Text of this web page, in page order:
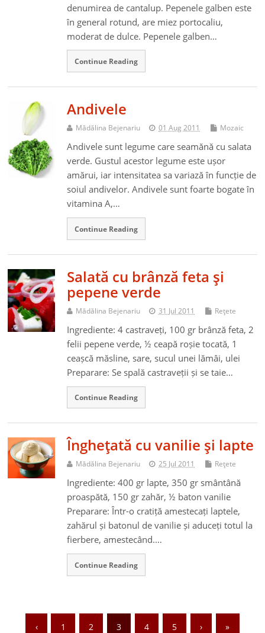
denumirea de cantalup. Pepenele galben este
în general rotund, are miez portocaliu,
moderat de dulce. Pepenele galben…
Continue Reading
Andivele
Mădălina Bejenariu 01 Aug 2011 Mozaic
Andivele sunt legume care seamănă cu salata
verde. Gustul acestor legume este ușor
amărui, iar intensitatea sa variază în funcție de
soiul andivelor. Andivele sunt foarte bogate în
vitamina A,…
Continue Reading
Salată cu brânză feta şi
pepene verde
Mădălina Bejenariu 31 Jul 2011 Reţete
Ingrediente: 4 castraveți, 100 gr brânză feta, 2
felii pepene verde, ½ ceapă roșie tocată, 1
ceașcă măsline, sare, sucul unei lămâi, ulei
Preparare: Se spală castraveții și se taie…
Continue Reading
Îngheţată cu vanilie şi lapte
Mădălina Bejenariu 25 Jul 2011 Reţete
Ingrediente: 400 gr lapte, 350 gr smântână
proaspătă, 150 gr zahăr, ½ baton vanilie
Preparare: Într-o cratiță amestecați laptele,
zahărul și batonul de vanilie și aduceți totul la
fierbere, amestecând.…
Continue Reading
‹ 1 2 3 4 5 › »